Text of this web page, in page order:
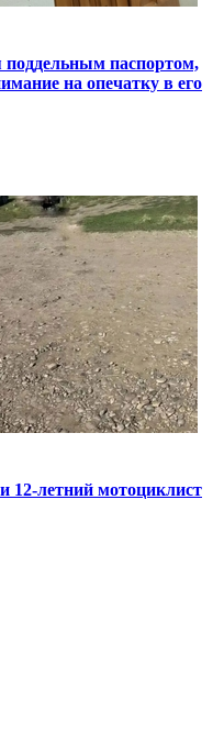
поддельным паспортом,
на опечатку в его
12-летний мотоциклист